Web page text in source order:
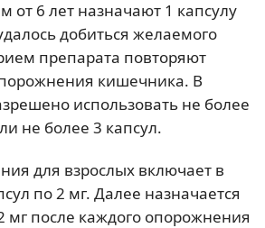
от 6 лет назначают 1 капсулу
добиться желаемого
препарата повторяют
кишечника. В
использовать не более
не более 3 капсул.
для взрослых включает в
по 2 мг. Далее назначается
мг после каждого опорожнения